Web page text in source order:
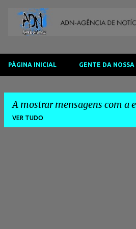
PÁGINA INICIAL GENTE DA NOSSA
A mostrar mensagens com a
VER TUDO